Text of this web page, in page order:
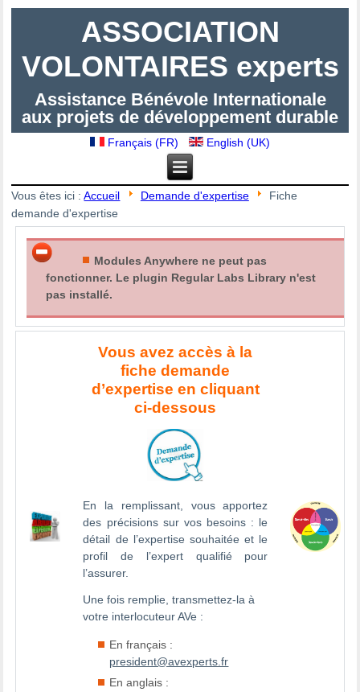
ASSOCIATION
VOLONTAIRES experts
Assistance Bénévole Internationale
aux projets de développement durable
Français (FR) English (UK)
Vous êtes ici :Accueil Demande d'expertise
Fiche
demande d'expertise
Modules Anywhere ne peut pas
fonctionner. Le plugin Regular Labs Library n'est
pas installé.
Vous avez accès à la
fiche demande
d’expertise en cliquant
ci-dessous
En la remplissant, vous apportez
des précisions sur vos besoins : le
détail de l’expertise souhaitée et le
profil de l’expert qualifié pour
l’assurer.
Une fois remplie, transmettez-la à
votre interlocuteur AVe :
En français :
president@avexperts.fr
En anglais :